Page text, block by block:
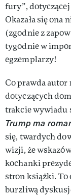
fury”,
Okazała się ona
(zgodnie z
tygodnie w
egzemplarzy!
Co prawda autor
dotyczących
trakcie wywiadu
Trump ma
się, twardych
wizji, że
kochanki
stron książki. To
burzliwą